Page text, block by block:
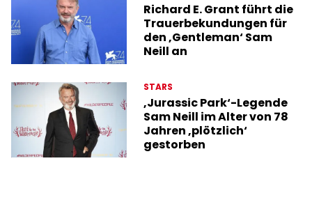
Richard E. Grant führt die
Trauerbekundungen für
den ‚Gentleman‘ Sam
Neill an
STARS
‚Jurassic Park‘-Legende
Sam Neill im Alter von 78
Jahren ‚plötzlich‘
gestorben